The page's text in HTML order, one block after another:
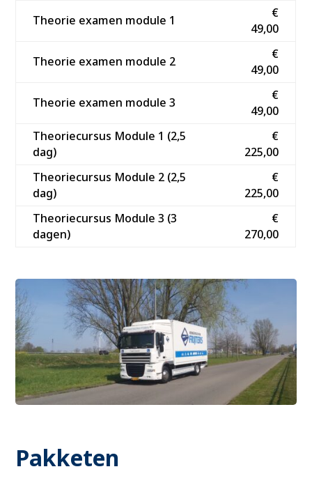
Theorie examen module 1
€
49,00
Theorie examen module 2
€
49,00
Theorie examen module 3
€
49,00
Theoriecursus Module 1 (2,5
dag)
€
225,00
Theoriecursus Module 2 (2,5
dag)
€
225,00
Theoriecursus Module 3 (3
dagen)
€
270,00
Pakketen